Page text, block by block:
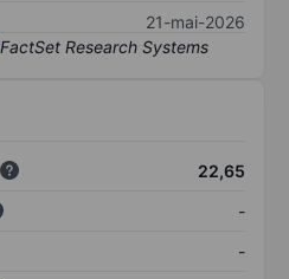
21-mai-2026
22,65
-
-